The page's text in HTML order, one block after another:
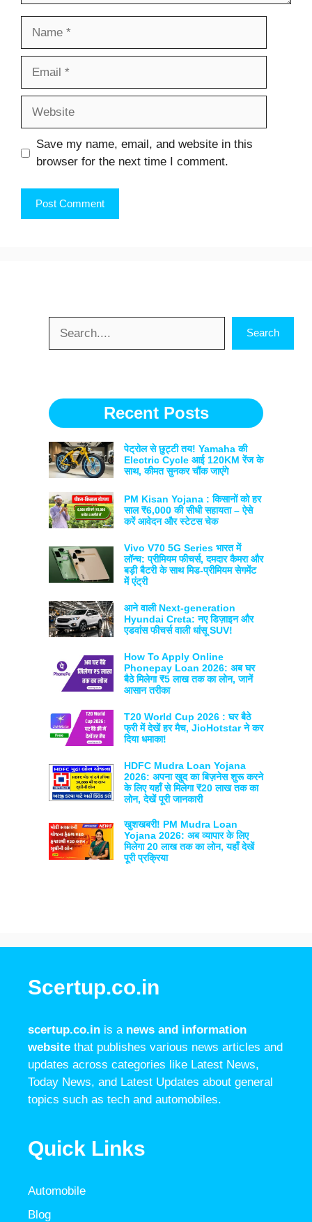
Save my name, email, and website in this
browser for the next time I comment.
Search
Recent Posts
पेट्रोल से छुट्टी तय! Yamaha की
Electric Cycle आई 120KM रेंज के
साथ, कीमत सुनकर चौंक जाएंगे
PM Kisan Yojana : किसानों को हर
साल ₹6,000 की सीधी सहायता – ऐसे
करें आवेदन और स्टेटस चेक
Vivo V70 5G Series भारत में
लॉन्च: प्रीमियम फीचर्स, दमदार कैमरा और
बड़ी बैटरी के साथ मिड-प्रीमियम सेगमेंट
में एंट्री
आने वाली Next-generation
Hyundai Creta: नए डिज़ाइन और
एडवांस फीचर्स वाली धांसू SUV!
How To Apply Online
Phonepay Loan 2026: अब घर
बैठे मिलेगा ₹5 लाख तक का लोन, जानें
आसान तरीका
T20 World Cup 2026 : घर बैठे
फ्री में देखें हर मैच, JioHotstar ने कर
दिया धमाका!
HDFC Mudra Loan Yojana
2026: अपना खुद का बिज़नेस शुरू करने
के लिए यहाँ से मिलेगा ₹20 लाख तक का
लोन, देखें पूरी जानकारी
खुशखबरी! PM Mudra Loan
Yojana 2026: अब व्यापार के लिए
मिलेगा 20 लाख तक का लोन, यहाँ देखें
पूरी प्रक्रिया
Scertup.co.in
scertup.co.in is a news and information
website that publishes various news articles and
updates across categories like Latest News,
Today News, and Latest Updates about general
topics such as tech and automobiles.
Quick Links
Automobile
Blog